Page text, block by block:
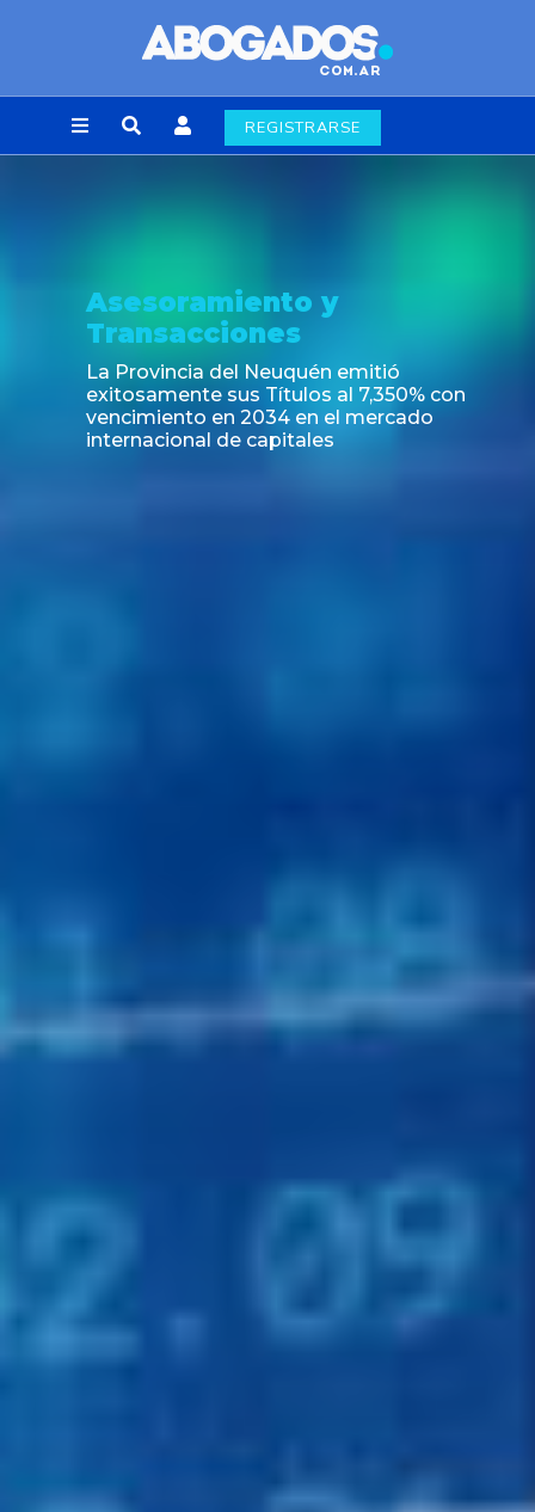
REGISTRARSE
Asesoramiento y
Transacciones
La Provincia del Neuquén emitió
exitosamente sus Títulos al 7,350% con
vencimiento en 2034 en el mercado
internacional de capitales